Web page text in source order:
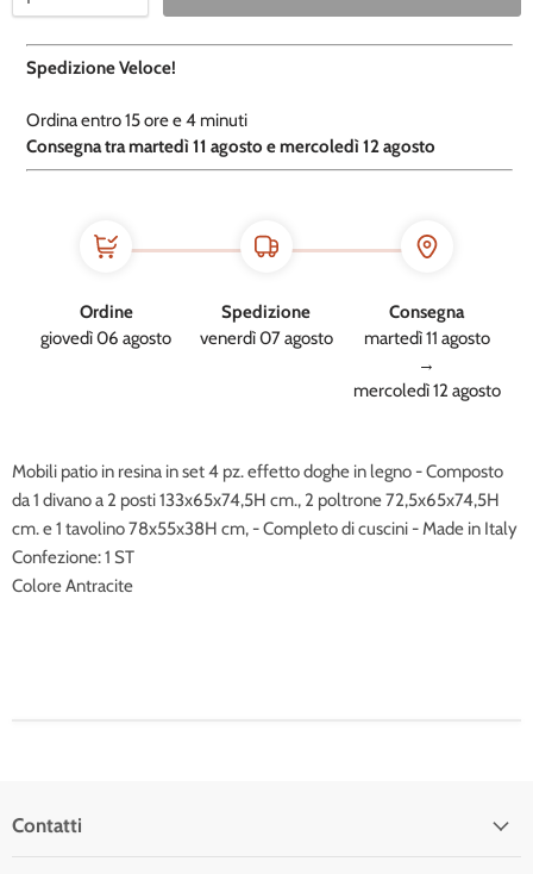
Spedizione Veloce!
Ordina entro15 ore e4 minuti
​Consegna tra martedì 11 agosto e mercoledì 12 agosto
Ordine
giovedì 06 agosto
Spedizione
venerdì 07 agosto
Consegna
martedì 11 agosto
→
mercoledì 12 agosto
Mobili patio in resina in set 4 pz. effetto doghe in legno - Composto
da 1 divano a 2 posti 133x65x74,5H cm., 2 poltrone 72,5x65x74,5H
cm. e 1 tavolino 78x55x38H cm, - Completo di cuscini - Made in Italy
Confezione: 1 ST
Colore Antracite
Contatti